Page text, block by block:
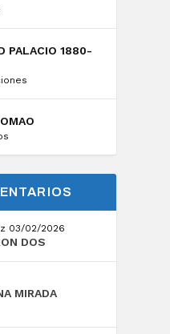
PALACIO 1880-
03/02/2026
DOS
MIRADA